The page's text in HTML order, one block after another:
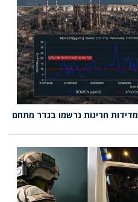
הבנזן שוב מעל הקו האדום: 130 מדידות חריגות נרשמו בגדר מתחם